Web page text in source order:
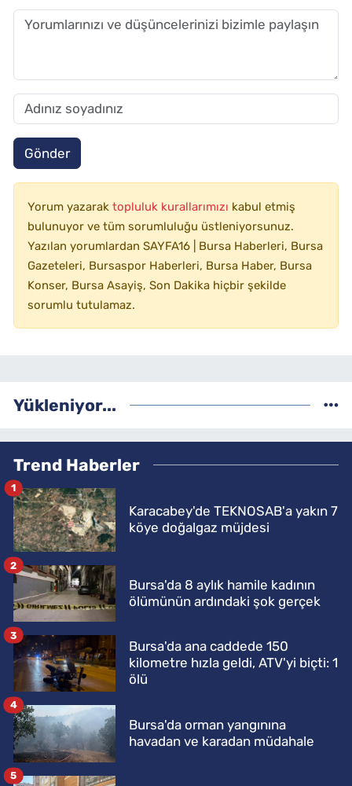
Gönder
Yorum yazarak topluluk kurallarımızı kabul etmiş
bulunuyor ve tüm sorumluluğu üstleniyorsunuz.
Yazılan yorumlardan SAYFA16 | Bursa Haberleri, Bursa
Gazeteleri, Bursaspor Haberleri, Bursa Haber, Bursa
Konser, Bursa Asayiş, Son Dakika hiçbir şekilde
sorumlu tutulamaz.
Yükleniyor...
Trend Haberler
Karacabey'de TEKNOSAB'a yakın 7
köye doğalgaz müjdesi
1
Bursa'da 8 aylık hamile kadının
ölümünün ardındaki şok gerçek
2
Bursa'da ana caddede 150
kilometre hızla geldi, ATV'yi biçti: 1
ölü
3
Bursa'da orman yangınına
havadan ve karadan müdahale
4
5